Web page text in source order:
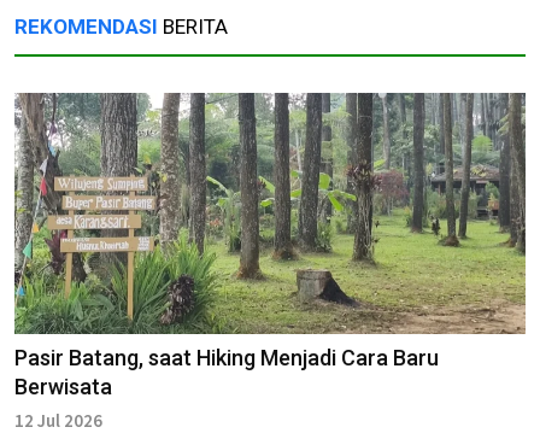
REKOMENDASI BERITA
Pasir Batang, saat Hiking Menjadi Cara Baru
Berwisata
12 Jul 2026